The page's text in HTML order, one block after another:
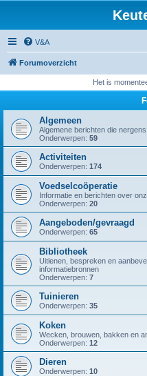
V&A
Forumoverzicht
Het is
Algemeen
Algemene berichten die
Onderwerpen: 59
Activiteiten
Onderwerpen: 174
Voedselcoöperatie
Informatie en berichten over
Onderwerpen: 20
Aangeboden/gevraagd
Onderwerpen: 65
Bibliotheek
Uitlenen, bespreken en
informatiebronnen
Onderwerpen: 7
Tuinieren
Onderwerpen: 35
Koken
Wecken, brouwen, bakken en
Onderwerpen: 12
Dieren
Onderwerpen: 10